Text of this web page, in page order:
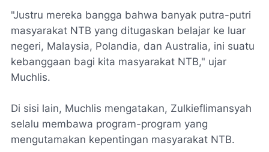
"Justru mereka bangga bahwa banyak putra-putri
masyarakat NTB yang ditugaskan belajar ke luar
negeri, Malaysia, Polandia, dan Australia, ini suatu
kebanggaan bagi kita masyarakat NTB," ujar
Muchlis.
Di sisi lain, Muchlis mengatakan, Zulkieflimansyah
selalu membawa program-program yang
mengutamakan kepentingan masyarakat NTB.